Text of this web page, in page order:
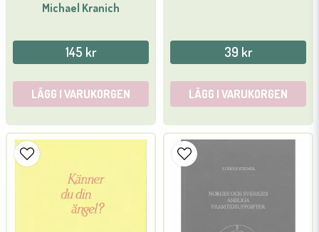
Michael Kranich
145 kr
LÄGG I VARUKORGEN
39 kr
LÄGG I VARUKORGEN